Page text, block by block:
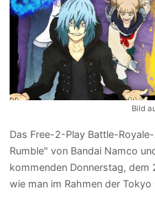
Bild
Das Free-2-Play Battle-
Rumble" von Bandai Namco
kommenden Donnerstag, dem
wie man im Rahmen der